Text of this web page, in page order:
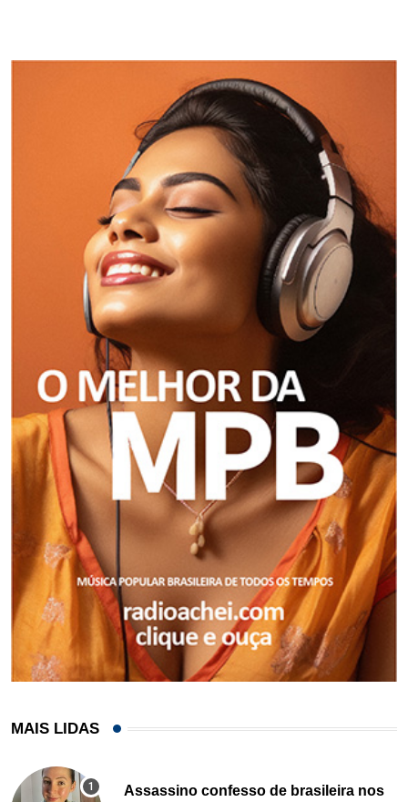
MAIS LIDAS
Assassino confesso de brasileira nos